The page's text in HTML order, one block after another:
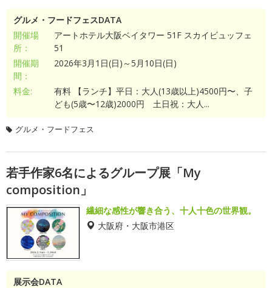
グルメ・フードフェスDATA
開催場
所：
アートホテル大阪ベイタワー 51F スカイビュッフェ
51
開催期
間：
2026年3月1日(日)～5月10日(日)
料金:
有料 【ランチ】平日：大人(13歳以上)4500円〜、子
ども(5歳〜12歳)2000円 土日祝：大人...
グルメ・フードフェス
若手作家6名によるグループ展「My
composition」
繊細な感性が響き合う、十人十色の世界観。
大阪府・大阪市港区
展示会DATA